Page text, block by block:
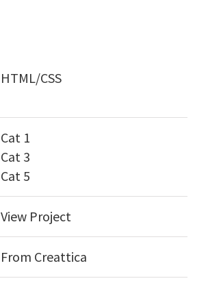
HTML/CSS
Cat 1
Cat 3
Cat 5
View Project
From Creattica